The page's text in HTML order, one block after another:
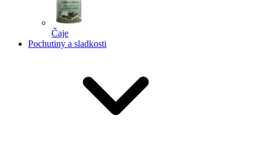
Čaje
Pochutiny a sladkosti